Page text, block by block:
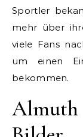
Sportler
mehr über
viele Fans
um einen
bekommen.